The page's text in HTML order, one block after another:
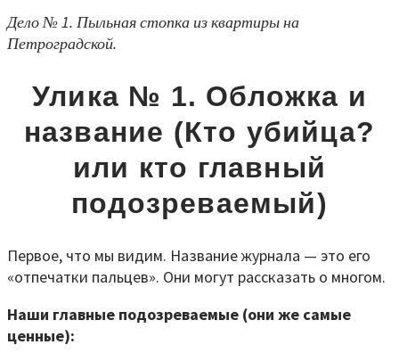
Дело № 1. Пыльная стопка из квартиры на
Петроградской.
Улика № 1. Обложка и
название (Кто убийца?
или кто главный
подозреваемый)
Первое, что мы видим. Название журнала — это его
«отпечатки пальцев». Они могут рассказать о многом.
Наши главные подозреваемые (они же самые
ценные):